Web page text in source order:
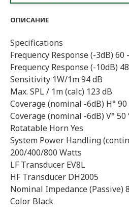
ОПИСАНИЕ
Specifications
Frequency Response (-3dB) 60
Frequency Response (-10dB)
Sensitivity 1W/1m 94 dB
Max. SPL / 1m (calc) 123 dB
Coverage (nominal -6dB) H° 90
Coverage (nominal -6dB) V° 50
Rotatable Horn Yes
System Power Handling
200/400/800 Watts
LF Transducer EV8L
HF Transducer DH2005
Nominal Impedance (Passive)
Color Black